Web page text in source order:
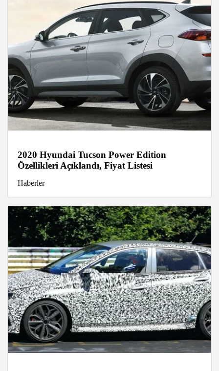
2020 Hyundai Tucson Power Edition
Özellikleri Açıklandı, Fiyat Listesi
Haberler